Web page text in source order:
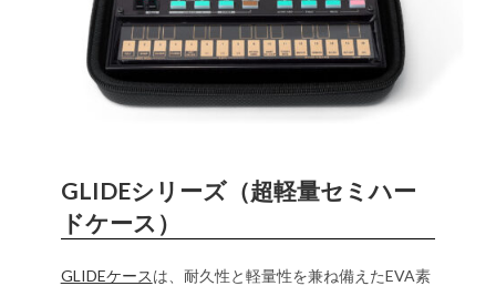
GLIDEシリーズ（超軽量セミハー
ドケース）
GLIDEケースは、耐久性と軽量性を兼ね備えたEVA素